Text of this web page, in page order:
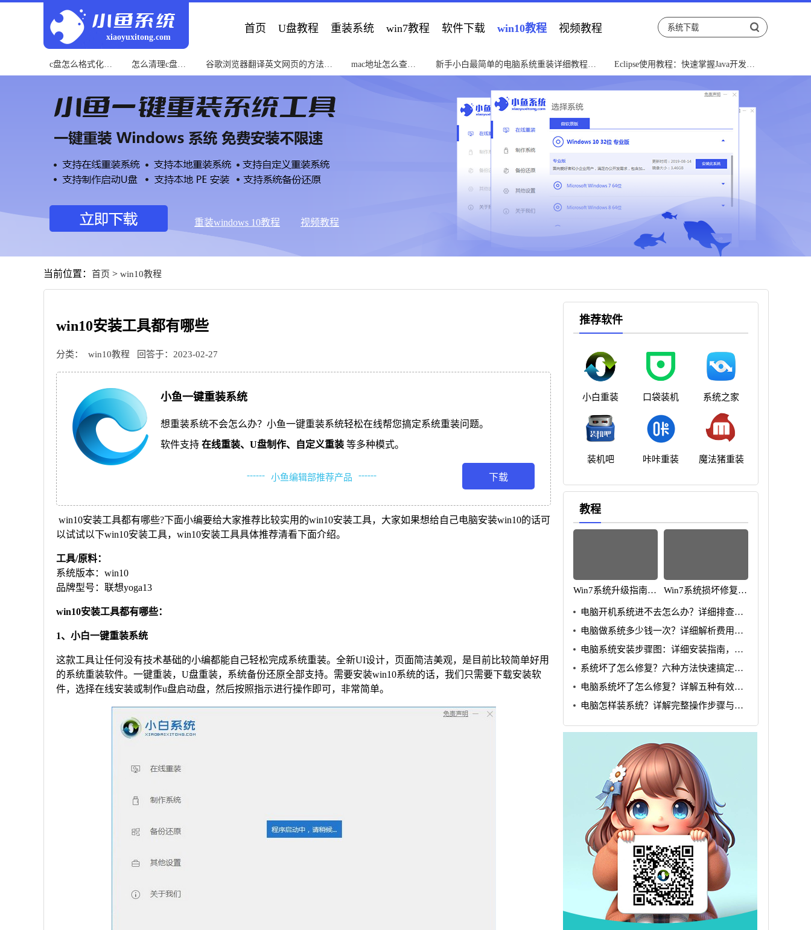
xiaoyuxitong.com
首页 U盘教程 重装系统 win7教程 软件下载 win10教程 视频教程
c盘怎么格式化教
程
怎么清理c盘教
程
谷歌浏览器翻译英文网页的方法教
程
mac地址怎么查教
程
新手小白最简单的电脑系统重装详细教程指
南
Eclipse使用教程：快速掌握Java开发利
器
重装windows 10教程 视频教程
当前位置： 首页 > win10教程
win10安装工具都有哪些
分类： win10教程 回答于：2023-02-27
小鱼一键重装系统
想重装系统不会怎么办？小鱼一键重装系统轻松在线帮您搞定系统重装问题。
软件支持 在线重装、 U盘制作、 自定义重装 等多种模式。
------ 小鱼编辑部推荐产品 ------ 下载
win10安装工具都有哪些?下面小编要给大家推荐比较实用的win10安装工具，大家如果想给自己电脑安装win10的话可
以试试以下win10安装工具，win10安装工具具体推荐清看下面介绍。
工具/原料：
系统版本：win10
品牌型号：联想yoga13
win10安装工具都有哪些：
1、小白一键重装系统
这款工具让任何没有技术基础的小编都能自己轻松完成系统重装。全新UI设计，页面简洁美观，是目前比较简单好用
的系统重装软件。一键重装，U盘重装，系统备份还原全部支持。需要安装win10系统的话，我们只需要下载安装软
件，选择在线安装或制作u盘启动盘，然后按照指示进行操作即可，非常简单。
推荐软件
小白重装 口袋装机 系统之家
装机吧 咔咔重装 魔法猪重装
教程
Win7系统升级指南：
要点
Win7系统损坏修复教
速解决问题
骤详解
流程
松搞定系统问题
复问题
决方法